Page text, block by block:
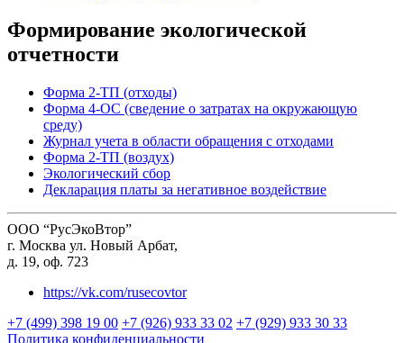
Формирование экологической
отчетности
Форма 2-ТП (отходы)
Форма 4-ОС (сведение о затратах на окружающую
среду)
Журнал учета в области обращения с отходами
Форма 2-ТП (воздух)
Экологический сбор
Декларация платы за негативное воздействие
ООО “РусЭкоВтор”
г. Москва ул. Новый Арбат,
д. 19, оф. 723
https://vk.com/rusecovtor
+7 (499) 398 19 00 +7 (926) 933 33 02 +7 (929) 933 30 33
Политика конфиденциальности